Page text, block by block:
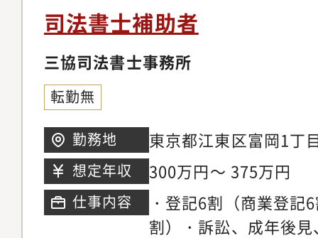
司法書士補助者
三協司法書士事務所
転勤無
勤務地
東京都江東区富岡1
階アクセス : 門前仲町
想定年収 300万円～ 375万円
仕事内容
・登記6割（商業登記
割）・訴訟、成年後